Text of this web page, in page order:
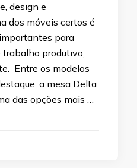
design e
dos móveis certos é
para
produtivo,
Entre os modelos
a mesa Delta
das opções mais …